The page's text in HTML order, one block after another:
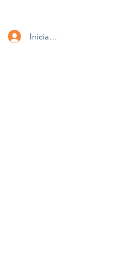
Iniciar sesión